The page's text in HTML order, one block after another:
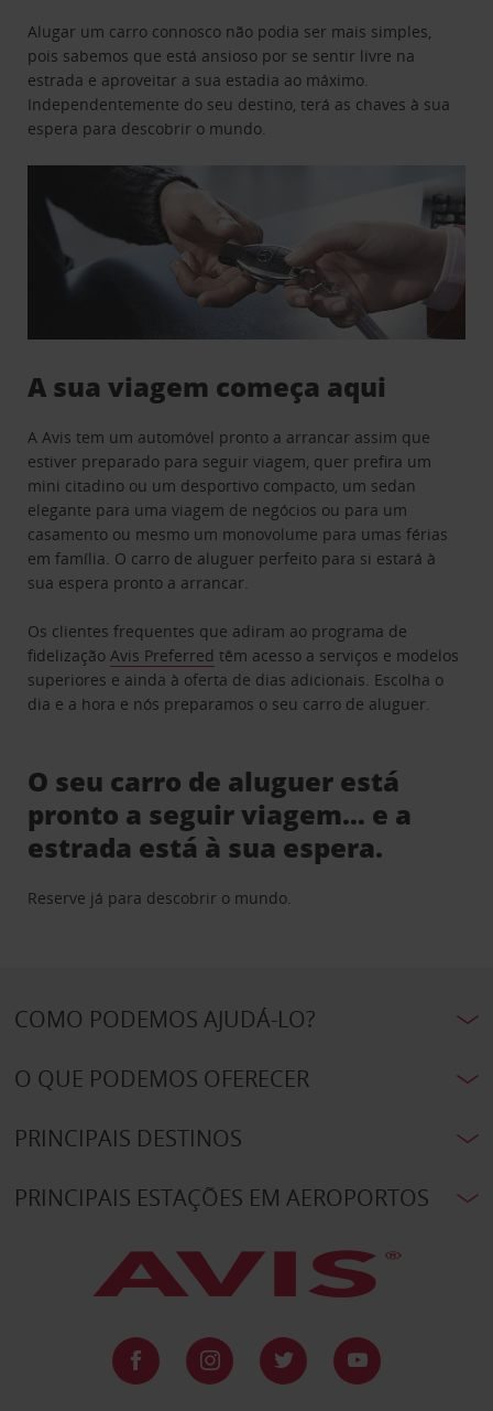
Alugar um carro connosco não podia ser mais simples,
pois sabemos que está ansioso por se sentir livre na
estrada e aproveitar a sua estadia ao máximo.
Independentemente do seu destino, terá as chaves à sua
espera para descobrir o mundo.
A sua viagem começa aqui
A Avis tem um automóvel pronto a arrancar assim que
estiver preparado para seguir viagem, quer prefira um
mini citadino ou um desportivo compacto, um sedan
elegante para uma viagem de negócios ou para um
casamento ou mesmo um monovolume para umas férias
em família. O carro de aluguer perfeito para si estará à
sua espera pronto a arrancar.
Os clientes frequentes que adiram ao programa de
fidelizaçãoAvis Preferred têm acesso a serviços e modelos
superiores e ainda à oferta de dias adicionais. Escolha o
dia e a hora e nós preparamos o seu carro de aluguer.
O seu carro de aluguer está
pronto a seguir viagem… e a
estrada está à sua espera.
Reserve já para descobrir o mundo.
COMO PODEMOS AJUDÁ-LO?
O QUE PODEMOS OFERECER
PRINCIPAIS DESTINOS
PRINCIPAIS ESTAÇÕES EM AEROPORTOS